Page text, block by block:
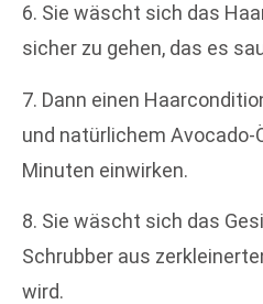
6. Sie wäscht sich das
sicher zu gehen, das es
7. Dann einen
und natürlichem Avocado-
Minuten einwirken.
8. Sie wäscht sich das
Schrubber aus
wird.